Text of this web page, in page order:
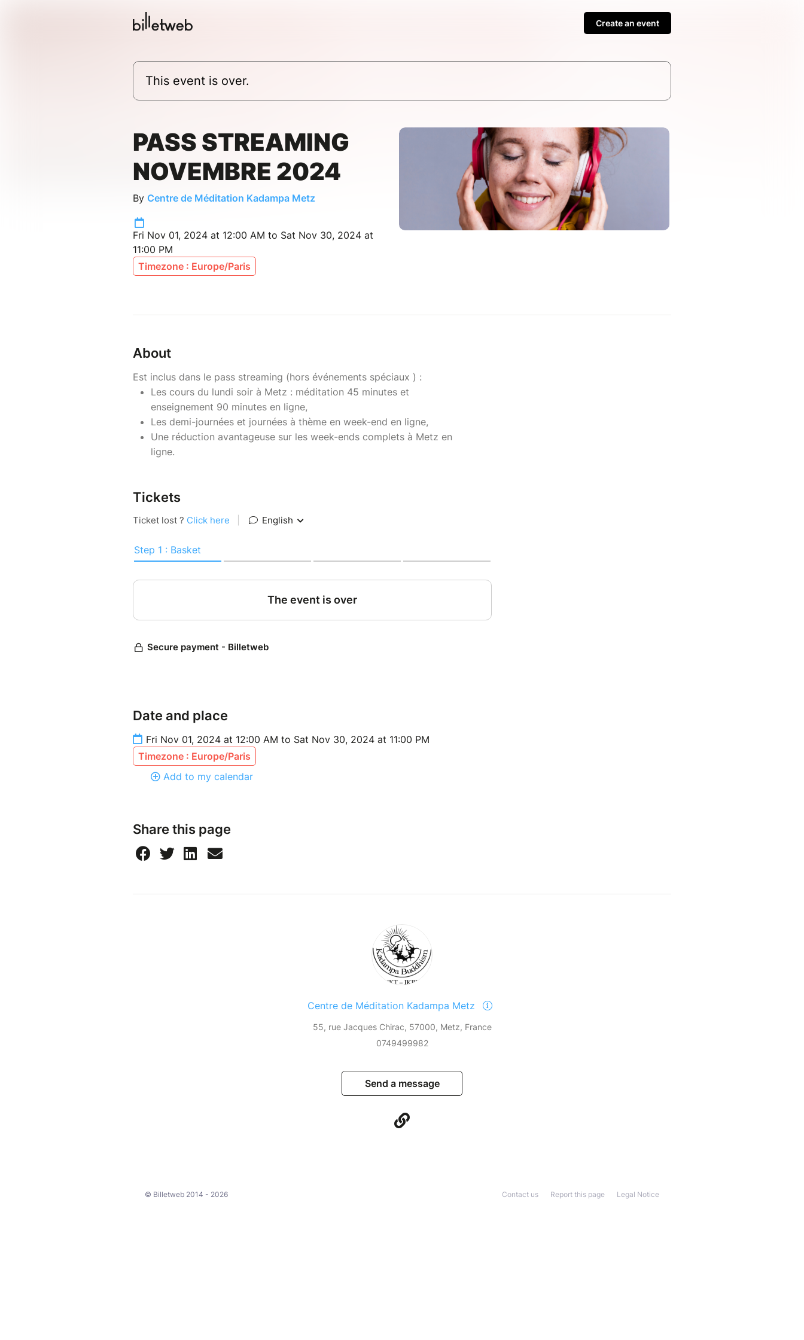
Create an event
This event is over.
PASS STREAMING
NOVEMBRE 2024
By Centre de Méditation Kadampa Metz
Fri Nov 01, 2024 at 12:00 AM to Sat Nov 30, 2024 at
11:00 PM
Timezone : Europe/Paris
About
Est inclus dans le pass streaming (hors événements spéciaux ) :
Les cours du lundi soir à Metz : méditation 45 minutes et
enseignement 90 minutes en ligne,
Les demi-journées et journées à thème en week-end en ligne,
Une réduction avantageuse sur les week-ends complets à Metz en
ligne.
Tickets
Date and place
Fri Nov 01, 2024 at 12:00 AM to Sat Nov 30, 2024 at 11:00 PM
Timezone : Europe/Paris
Add to my calendar
Share this page
Centre de Méditation Kadampa Metz
55, rue Jacques Chirac, 57000, Metz, France
0749499982
Send a message
© Billetweb 2014 - 2026 Legal Notice
Report this page
Contact us